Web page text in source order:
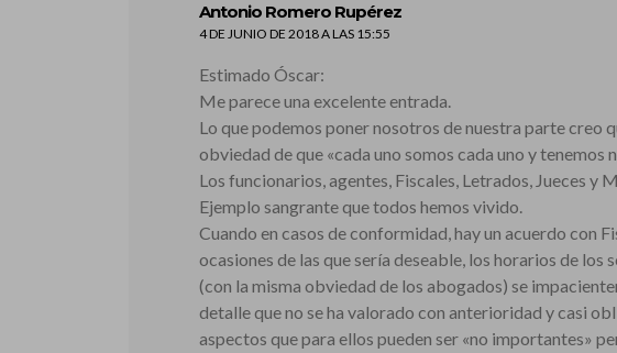
Antonio Romero Rupérez
4 DE JUNIO DE 2018 A LAS 15:55
Estimado Óscar:
Me parece una excelente entrada.
Lo que podemos poner nosotros de nuestra parte creo
obviedad de que «cada uno somos cada uno y tenemos
Los funcionarios, agentes, Fiscales, Letrados, Jueces
Ejemplo sangrante que todos hemos vivido.
Cuando en casos de conformidad, hay un acuerdo con
ocasiones de las que sería deseable, los horarios de
(con la misma obviedad de los abogados) se
detalle que no se ha valorado con anterioridad y casi
aspectos que para ellos pueden ser «no importantes»